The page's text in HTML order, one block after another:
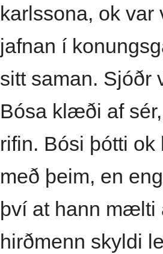
karlssona, ok
jafnan í
sitt saman. Sjóðr
Bósa klæði af
rifin. Bósi þótti
með þeim, en
því at hann mælti
hirðmenn skyldi